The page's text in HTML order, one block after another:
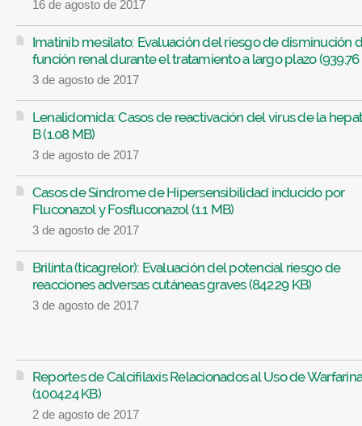
16 de agosto de 2017
Imatinib mesilato: Evaluación del riesgo de disminución
función renal durante el tratamiento a largo plazo (939.76
3 de agosto de 2017
Lenalidomida: Casos de reactivación del virus de la
B (1.08 MB)
3 de agosto de 2017
Casos de Síndrome de Hipersensibilidad inducido por
Fluconazol y Fosfluconazol (1.1 MB)
3 de agosto de 2017
Brilinta (ticagrelor): Evaluación del potencial riesgo de
reacciones adversas cutáneas graves (842.29 KB)
3 de agosto de 2017
Reportes de Calcifilaxis Relacionados al Uso de
(1004.24 KB)
2 de agosto de 2017